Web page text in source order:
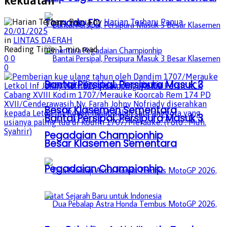
Bantai Persipal, Persipura Masuk 3
Besar Klasemen Sementara
Pegadaian Championhip
Tornado FC
Bantai Persipal, Persipura Masuk 3
Besar Klasemen Sementara
Pegadaian Championhip
by Harian Terbaru Papua
20/01/2025
in LINTAS DAERAH
Reading Time: 1 min read
0 0
0